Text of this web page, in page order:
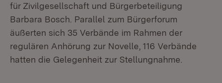
für Zivilgesellschaft und Bürgerbeteiligung
Barbara Bosch. Parallel zum Bürgerforum
äußerten sich 35 Verbände im Rahmen der
regulären Anhörung zur Novelle, 116 Verbände
hatten die Gelegenheit zur Stellungnahme.